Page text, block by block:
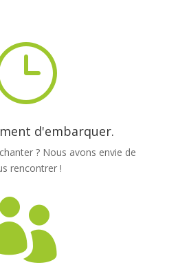
d'embarquer.
? Nous avons envie de
rencontrer !